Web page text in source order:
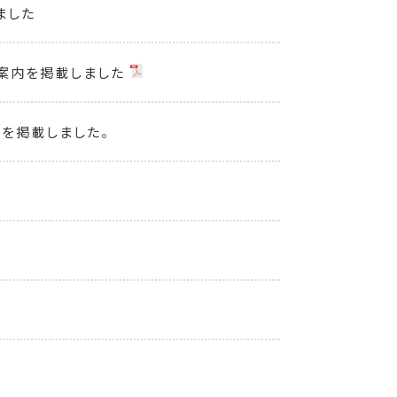
た
内を掲載しました
掲載しました。